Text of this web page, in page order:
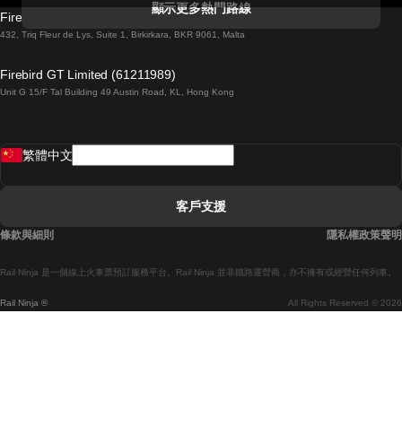
都柏林開往戈尔韦的列車
羅馬開往拿坡里的列車
顯示更多熱門路線
Firebird GT Limited (OC 1451)
432, Triq Fleur de Lys, Suite 1, Birkirkara, BKR 9061, Malta
Firebird GT Limited (61211989)
Unit G 15/F Tal Building 49 Austin Road, KL, Hong Kong
Rail Ninja ® All Rights Reserved © 2026
Rail Ninja 是一個線上火車票預訂服務平台。Rail Ninja 並非鐵路運營商，亦不擁有或經營任何列車。
繁體中文
客戶支援
條款與細則 隱私權政策聲明